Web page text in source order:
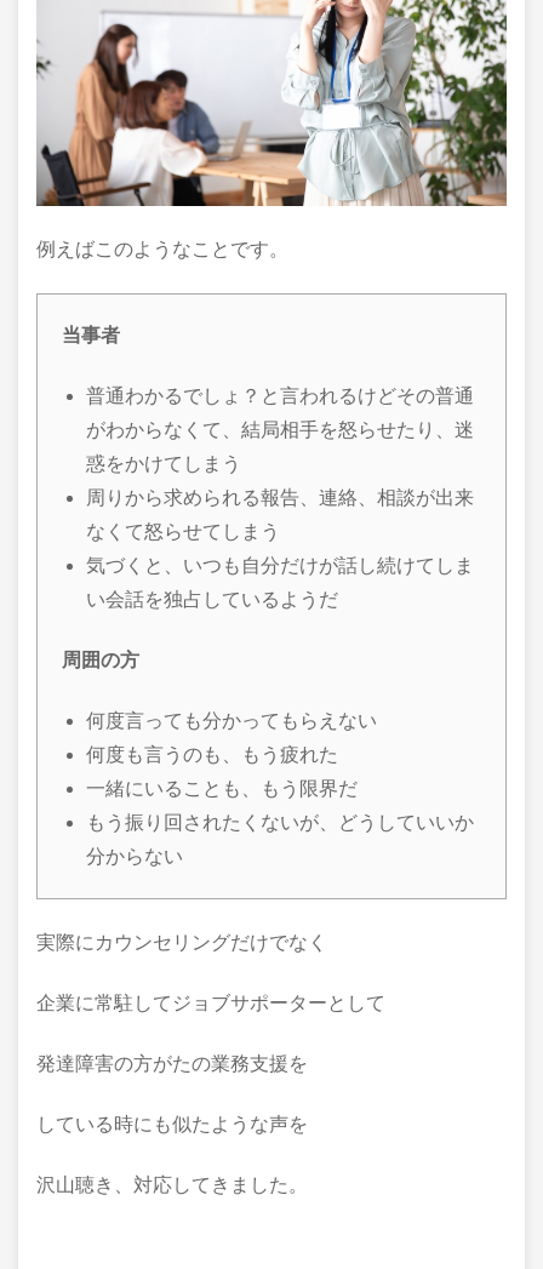
例えばこのようなことです。
当事者
普通わかるでしょ？と言われるけどその普通
がわからなくて、結局相手を怒らせたり、迷
惑をかけてしまう
周りから求められる報告、連絡、相談が出来
なくて怒らせてしまう
気づくと、いつも自分だけが話し続けてしま
い会話を独占しているようだ
周囲の方
何度言っても分かってもらえない
何度も言うのも、もう疲れた
一緒にいることも、もう限界だ
もう振り回されたくないが、どうしていいか
分からない
実際にカウンセリングだけでなく
企業に常駐してジョブサポーターとして
発達障害の方がたの業務支援を
している時にも似たような声を
沢山聴き、対応してきました。